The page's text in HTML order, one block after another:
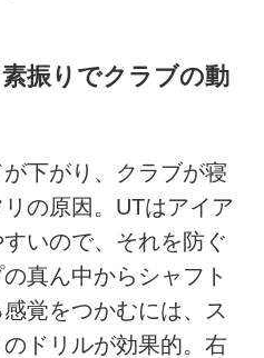
振りでクラブの動
下がり、クラブが寝
の原因。UTはアイア
いので、それを防ぐ
真ん中からシャフト
覚をつかむには、ス
ドリルが効果的。右